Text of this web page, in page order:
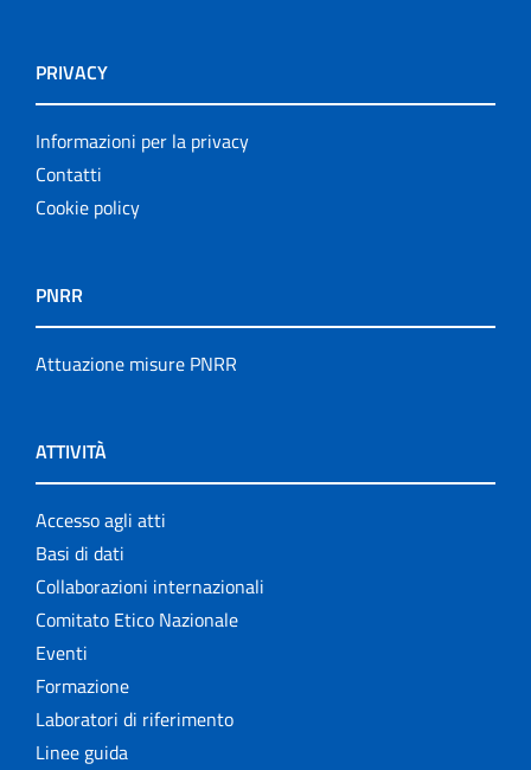
PRIVACY
Informazioni per la privacy
Contatti
Cookie policy
PNRR
Attuazione misure PNRR
ATTIVITÀ
Accesso agli atti
Basi di dati
Collaborazioni internazionali
Comitato Etico Nazionale
Eventi
Formazione
Laboratori di riferimento
Linee guida